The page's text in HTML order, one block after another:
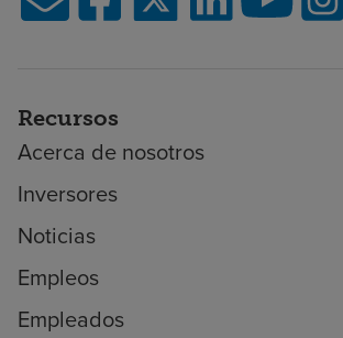
Recursos
Acerca de nosotros
Inversores
Noticias
Empleos
Empleados